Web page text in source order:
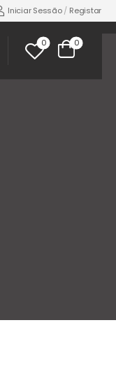
Iniciar Sessão / Registar
0 0